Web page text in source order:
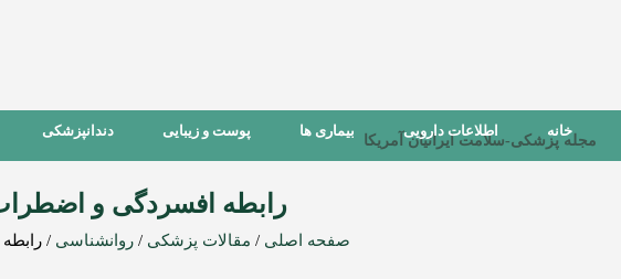
مجله پزشکی-سلامت ایرانیان آمریکا
خانه اطلاعات دارویی بیماری ها پوست و زیبایی دندانپزشکی
رابطه افسردگی و
صفحه اصلی / مقالات پزشکی /روانشناسی /